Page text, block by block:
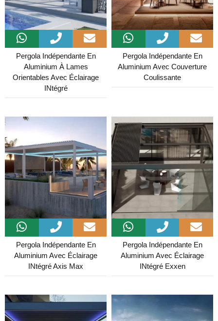
Pergola Indépendante En
Aluminium À Lames
Orientables Avec Éclairage
INtégré
Pergola Indépendante En
Aluminium Avec Couverture
Coulissante
Pergola Indépendante En
Aluminium Avec Éclairage
INtégré Axis Max
Pergola Indépendante En
Aluminium Avec Éclairage
INtégré Exxen